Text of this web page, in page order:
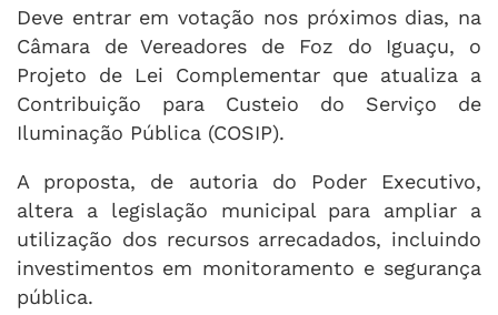
Deve entrar em votação nos próximos dias, na
Câmara de Vereadores de Foz do Iguaçu, o
Projeto de Lei Complementar que atualiza a
Contribuição para Custeio do Serviço de
Iluminação Pública (COSIP).
A proposta, de autoria do Poder Executivo,
altera a legislação municipal para ampliar a
utilização dos recursos arrecadados, incluindo
investimentos em monitoramento e segurança
pública.